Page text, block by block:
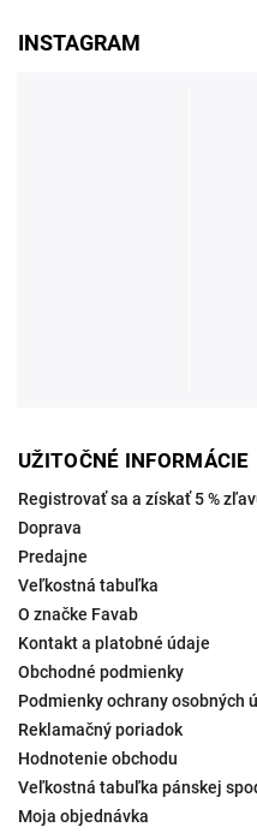
UŽITOČNÉ INFORMÁCIE
Registrovať sa a získať 5 %
Doprava
Predajne
Veľkostná tabuľka
O značke Favab
Kontakt a platobné údaje
Obchodné podmienky
Podmienky ochrany osobných
Reklamačný poriadok
Hodnotenie obchodu
Veľkostná tabuľka pánskej
Moja objednávka
INSTAGRAM